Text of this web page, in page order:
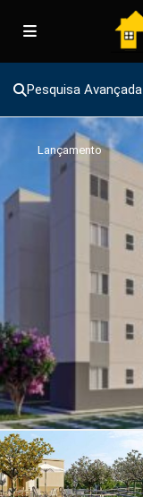
Pesquisa Avançada
Lançamento